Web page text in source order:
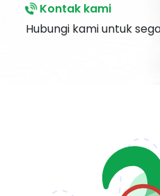
Kontak kami
Hubungi kami untuk